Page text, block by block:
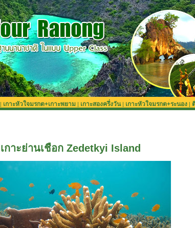
| เกาะหัวใจมรกต+เกาะพยาม | เกาะสองครึ่งวัน| เกาะหัวใจมรกต+ระนอง |
เกาะย่านเชือก Zedetkyi Island